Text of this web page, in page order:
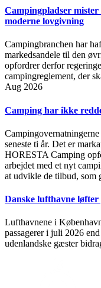
Campingpladser
moderne lovgivning
Campingbranchen har
markedsandele til den
opfordrer derfor
campingreglement, der
Aug 2026
Camping har ikke
seneste ti år. Det er
HORESTA Camping
arbejdet med et nyt
at udvikle de tilbud, som
Danske lufthavne
Lufthavnene i
passagerer i juli 2026
udenlandske gæster